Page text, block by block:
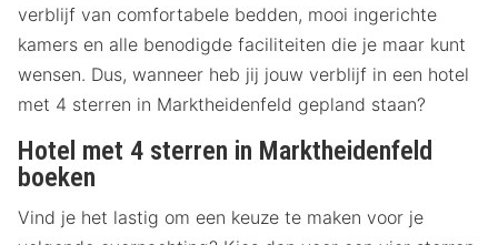
verblijf van comfortabele bedden, mooi ingerichte
kamers en alle benodigde faciliteiten die je maar kunt
wensen. Dus, wanneer heb jij jouw verblijf in een hotel
met 4 sterren in Marktheidenfeld gepland staan?
Hotel met 4 sterren in Marktheidenfeld
boeken
Vind je het lastig om een keuze te maken voor je